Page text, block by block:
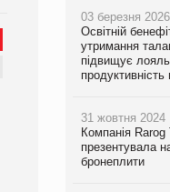
03 березня 2026
Освітній
утримання
підвищує
31 жовтня 2024
Компанія
презентувала
бронеплити